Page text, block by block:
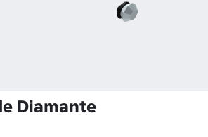
Diamante